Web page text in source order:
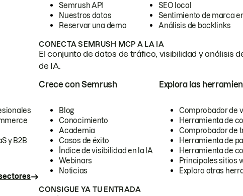
Semrush API
Nuestros datos
Reservar una demo
SEO local
Sentimiento de marca
Análisis de backlinks
CONECTA SEMRUSH MCP A LA IA
El conjunto de datos de tráfico, visibilidad y análisis
de IA.
y B2B
Crece con Semrush
Blog
Conocimiento
Academia
Casos de éxito
Índice de visibilidad en la IA
Webinars
Noticias
Explora las
Comprobador de
Herramienta de
Comprobador de
Herramienta de
Herramienta de
Principales sitios
Explora otras
CONSIGUE YA TU ENTRADA